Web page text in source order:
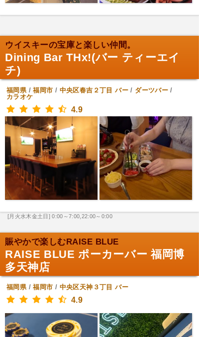
ウイスキーの宝庫と楽しい仲間。
Dining Bar THx!(バー ティーエイ
チ)
福岡県/福岡市 / 中央区春吉２丁目 バー/ ダーツバー /
カラオケ
4.9
[月火水木金土日] 0:00～7:00,22:00～0:00
賑やかで楽しむRAISE BLUE
RAISE BLUE ポーカーバー 福岡博
多天神店
福岡県/福岡市 / 中央区天神３丁目 バー
4.9